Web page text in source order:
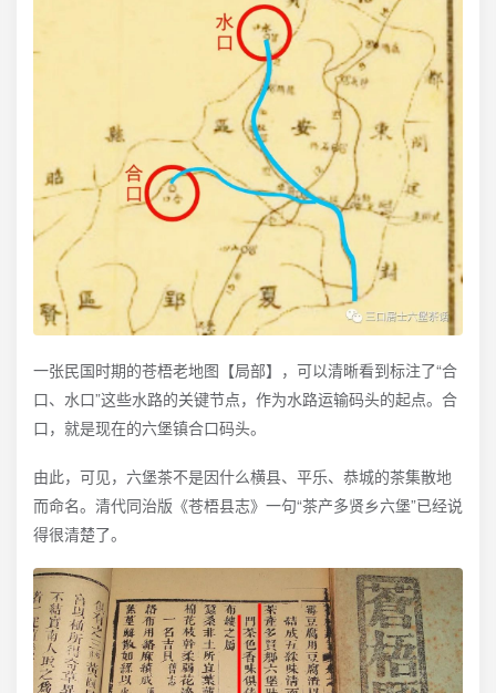
一张民国时期的苍梧老地图【局部】，可以清晰看到标注了“合
口、水口”这些水路的关键节点，作为水路运输码头的起点。合
口，就是现在的六堡镇合口码头。
由此，可见，六堡茶不是因什么横县、平乐、恭城的茶集散地
而命名。清代同治版《苍梧县志》一句“茶产多贤乡六堡”已经说
得很清楚了。